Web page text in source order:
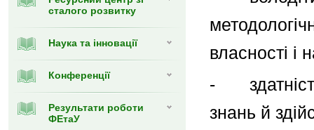
сталого розвитку
Наука та інновації
Конференції
Результати роботи
ФЕтаУ
власності і
- здатність
знань й